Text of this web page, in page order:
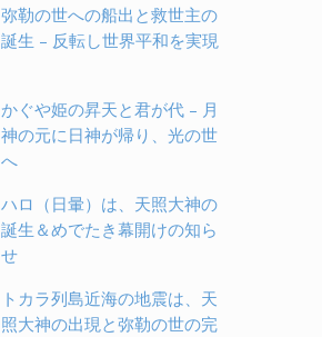
弥勒の世への船出と救世主の
誕生 – 反転し世界平和を実現
かぐや姫の昇天と君が代 – 月
神の元に日神が帰り、光の世
へ
ハロ（日暈）は、天照大神の
誕生＆めでたき幕開けの知ら
せ
トカラ列島近海の地震は、天
照大神の出現と弥勒の世の完